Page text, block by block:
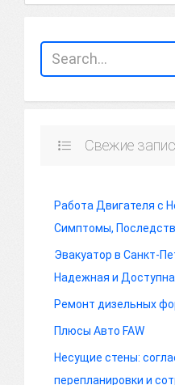
Свежие
Работа Двигателя с
Симптомы,
Эвакуатор в Санкт-
Надежная и
Ремонт дизельных
Плюсы Авто FAW
Несущие стены:
перепланировки и